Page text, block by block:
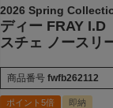
2026 Spring
ディー FRAY I.D
スチェ ノースリ
商品番号 fwfb262112
ポイント5倍 即納